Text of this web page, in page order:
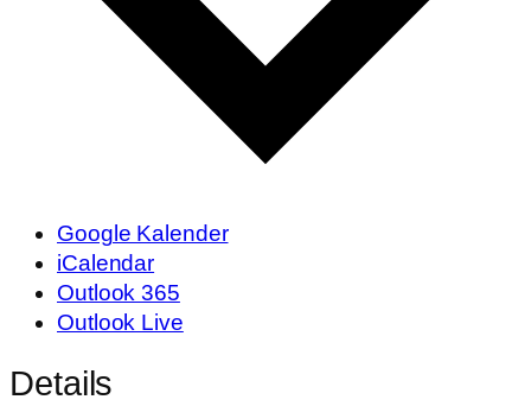
Google Kalender
iCalendar
Outlook 365
Outlook Live
Details